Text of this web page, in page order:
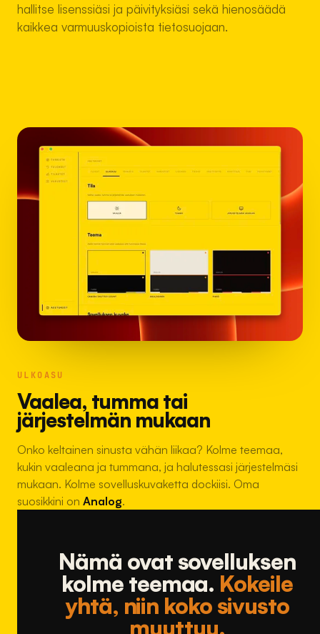
hallitse lisenssiäsi ja päivityksiäsi sekä hienosäädä
kaikkea varmuuskopioista tietosuojaan.
ULKOASU
Vaalea, tumma tai
järjestelmän mukaan
Onko keltainen sinusta vähän liikaa? Kolme teemaa,
kukin vaaleana ja tummana, ja halutessasi järjestelmäsi
mukaan. Kolme sovelluskuvaketta dockiisi. Oma
suosikkini on Analog.
Nämä ovat sovelluksen
kolme teemaa. Kokeile
yhtä, niin koko sivusto
muuttuu.